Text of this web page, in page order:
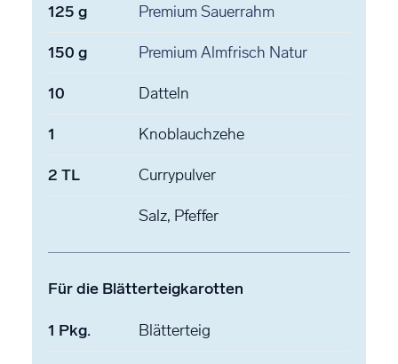
125 g Premium Sauerrahm
150 g Premium Almfrisch Natur
10 Datteln
1 Knoblauchzehe
2 TL Currypulver
Salz, Pfeffer
Für die Blätterteigkarotten
1 Pkg. Blätterteig